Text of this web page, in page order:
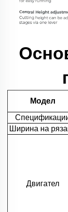
Модел
Ширина на
Двигател